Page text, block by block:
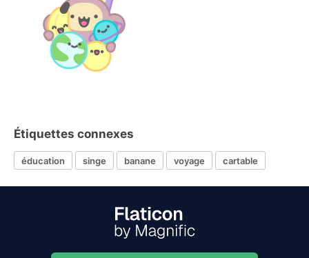
Étiquettes connexes
éducation singe banane voyage cartable